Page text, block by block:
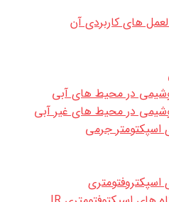
در محیط های آبی
در محیط های غیر آبی
جرمی